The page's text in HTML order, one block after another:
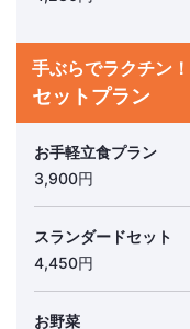
手ぶらでラクチン！
セットプラン
お手軽立食プラン
3,900円
スランダードセット
4,450円
お野菜